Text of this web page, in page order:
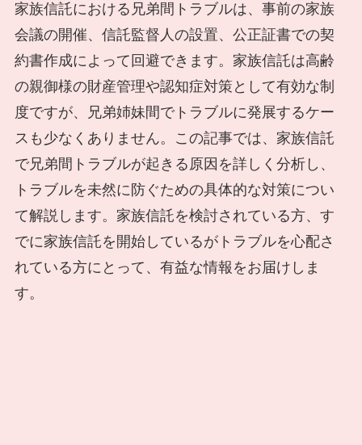
家族信託における兄弟間トラブルは、事前の家族
会議の開催、信託監督人の設置、公正証書での契
約書作成によって回避できます。家族信託は高齢
の親御様の財産管理や認知症対策として有効な制
度ですが、兄弟姉妹間でトラブルに発展するケー
スも少なくありません。この記事では、家族信託
で兄弟間トラブルが起きる原因を詳しく分析し、
トラブルを未然に防ぐための具体的な対策につい
て解説します。家族信託を検討されている方、す
でに家族信託を開始しているがトラブルを心配さ
れている方にとって、有益な情報をお届けしま
す。